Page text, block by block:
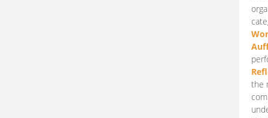
the